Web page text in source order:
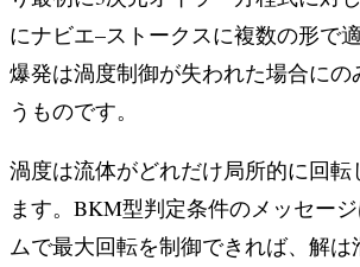
にナビエ–ストークスに複数の形で
爆発は渦度制御が失われた場合にの
うものです。
渦度は流体がどれだけ局所的に回転
ます。BKM型判定条件のメッセー
ムで最大回転を制御できれば、解